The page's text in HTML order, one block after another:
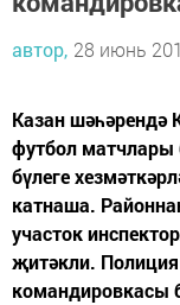
автор, 28 июнь
Казан шәһәрендә
футбол матчлары
бүлеге
катнаша.
участок
җитәкли. Полиция
командировкасы